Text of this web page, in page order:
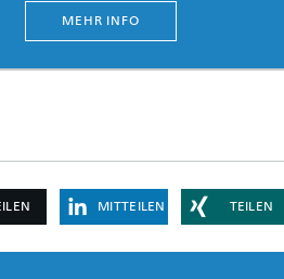
MEHR INFO
MITTEILEN TEILEN